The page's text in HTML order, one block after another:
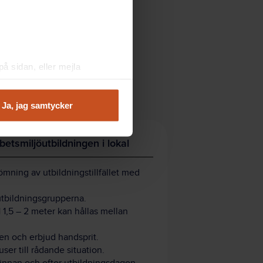
sidan, eller mejla
Ja, jag samtycker
i lokal
av utbildningstillfället med
– 2 meter kan hållas mellan
och erbjud handsprit.
till rådande situation.